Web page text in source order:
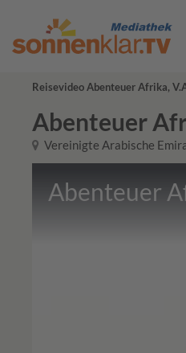
Reisevideo Abenteuer Afrika,
Abenteuer
Vereinigte Arabische
Abenteuer